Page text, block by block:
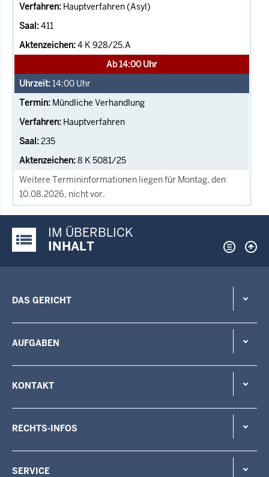
Hauptverfahren (Asyl)
411
4 K 928/25.A
Ab 14:00 Uhr
14:00 Uhr
Mündliche Verhandlung
Hauptverfahren
235
8 K 5081/25
Weitere Termininformationen liegen für Montag, den
10.08.2026, nicht vor.
Justiz-Portal im Überblick:
IM ÜBERBLICK
INHALT
DAS GERICHT
AUFGABEN
KONTAKT
RECHTS-INFOS
SERVICE